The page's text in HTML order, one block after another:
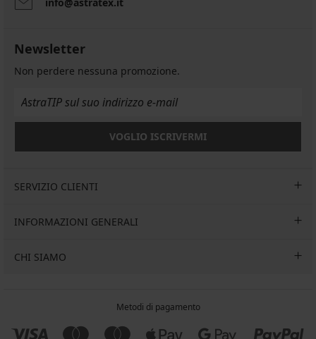
Newsletter
Non perdere nessuna promozione.
VOGLIO ISCRIVERMI
SERVIZIO CLIENTI
INFORMAZIONI GENERALI
CHI SIAMO
Metodi di pagamento